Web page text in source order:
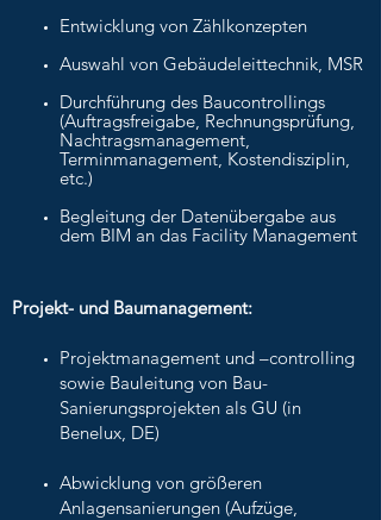
Entwicklung von Zählkonzepten
Auswahl von Gebäudeleittechnik, MSR
Durchführung des Baucontrollings
(Auftragsfreigabe, Rechnungsprüfung,
Nachtragsmanagement,
Terminmanagement, Kostendisziplin,
etc.)
Begleitung der Datenübergabe aus
dem BIM an das Facility Management
Projekt- und Baumanagement:
Projektmanagement und –controlling
sowie Bauleitung von Bau-
Sanierungsprojekten als GU (in
Benelux, DE)
Abwicklung von größeren
Anlagensanierungen (Aufzüge,